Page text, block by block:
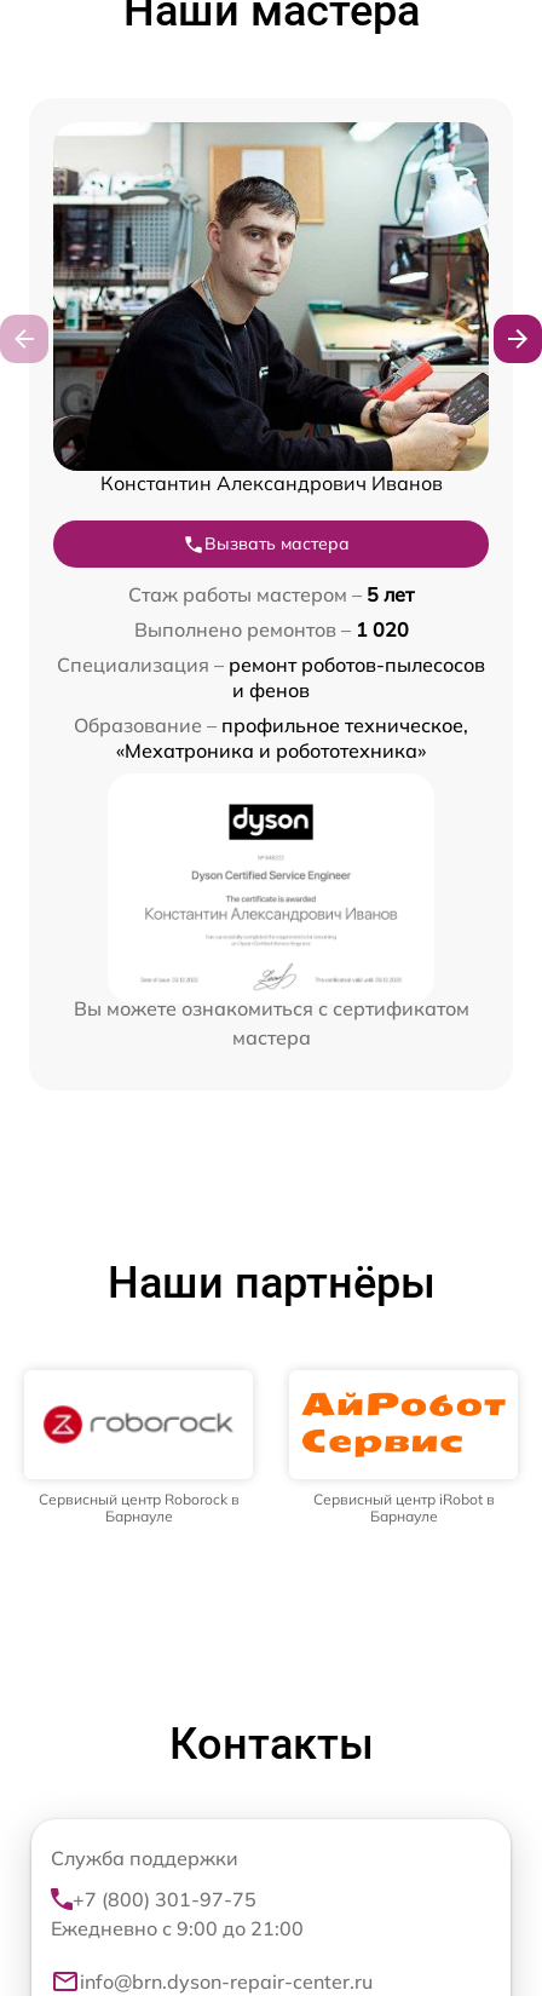
Наши мастера
Константин Александрович Иванов
Вызвать мастера
Стаж работы мастером – 5 лет
Выполнено ремонтов – 1 020
Специализация – ремонт роботов-пылесосов
и фенов
Образование – профильное техническое,
«Мехатроника и робототехника»
Вы можете ознакомиться с сертификатом
мастера
Наши партнёры
Сервисный центр Roborock в
Барнауле
Сервисный центр iRobot в
Барнауле
Контакты
Служба поддержки
+7 (800) 301-97-75
Ежедневно с 9:00 до 21:00
info@brn.dyson-repair-center.ru